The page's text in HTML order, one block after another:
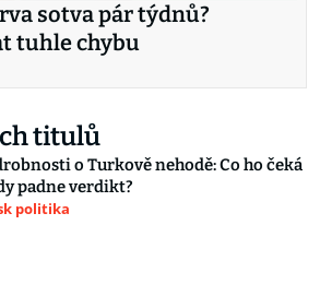
sotva pár týdnů?
tuhle chybu
titulů
o Turkově nehodě: Co ho čeká
padne verdikt?
politika